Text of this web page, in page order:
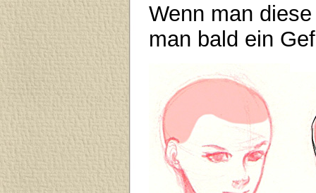
Wenn man
man bald ein